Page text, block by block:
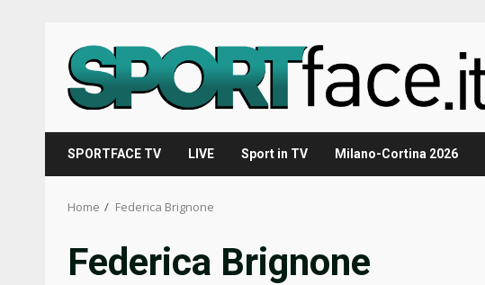
content
SPORTFACE TV LIVE Sport in TV Milano-Cortina 2026
Home Federica Brignone
Federica Brignone